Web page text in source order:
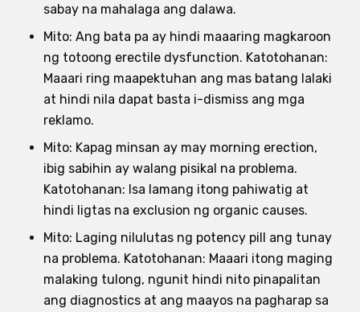
sabay na mahalaga ang dalawa.
Mito: Ang bata pa ay hindi maaaring magkaroon
ng totoong erectile dysfunction. Katotohanan:
Maaari ring maapektuhan ang mas batang lalaki
at hindi nila dapat basta i-dismiss ang mga
reklamo.
Mito: Kapag minsan ay may morning erection,
ibig sabihin ay walang pisikal na problema.
Katotohanan: Isa lamang itong pahiwatig at
hindi ligtas na exclusion ng organic causes.
Mito: Laging nilulutas ng potency pill ang tunay
na problema. Katotohanan: Maaari itong maging
malaking tulong, ngunit hindi nito pinapalitan
ang diagnostics at ang maayos na pagharap sa